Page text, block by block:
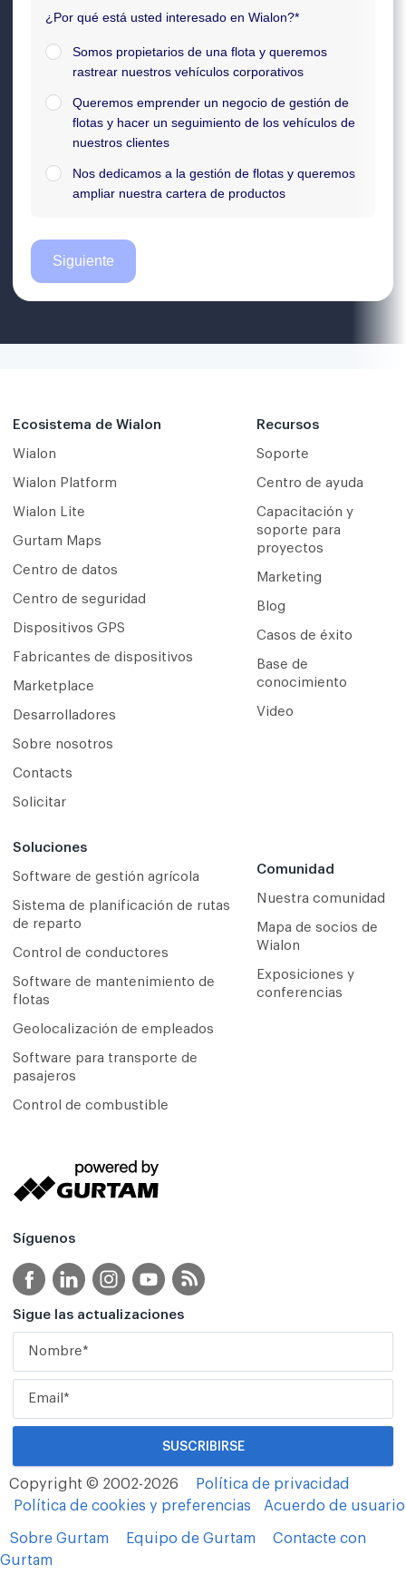
Ecosistema de Wialon
Wialon
Wialon Platform
Wialon Lite
Gurtam Maps
Centro de datos
Centro de seguridad
Dispositivos GPS
Fabricantes de dispositivos
Marketplace
Desarrolladores
Sobre nosotros
Contacts
Solicitar
Soluciones
Software de gestión agrícola
Sistema de planificación de rutas
de reparto
Сontrol de conductores
Software de mantenimiento de
flotas
Geolocalización de empleados
Software para transporte de
pasajeros
Control de combustible
Recursos
Soporte
Centro de ayuda
Capacitación y
soporte para
proyectos
Marketing
Blog
Casos de éxito
Base de
conocimiento
Video
Comunidad
Nuestra comunidad
Mapa de socios de
Wialon
Exposiciones y
conferencias
Síguenos
Sigue las actualizaciones
Copyright © 2002-2026
Política de privacidad
Política de cookies y preferencias
Acuerdo de usuario
Sobre Gurtam Equipo de Gurtam
Contacte con
Gurtam